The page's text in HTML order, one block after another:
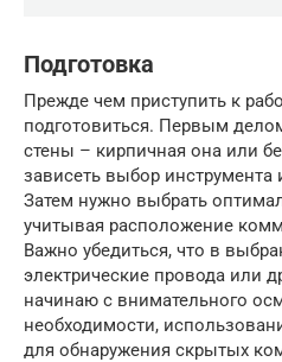
Подготовка
Прежде чем приступить к
подготовиться. Первым
стены – кирпичная она или
зависеть выбор инструмента
Затем нужно выбрать
учитывая расположение
Важно убедиться, что в
электрические провода или
начинаю с внимательного
необходимости,
для обнаружения скрытых